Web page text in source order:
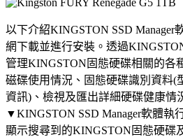
以下介紹KINGSTON SSD Manager
網下載並進行安裝。透過
管理KINGSTON固態硬碟相關的各
磁碟使用情況、固態硬碟識別資料(
資訊)、檢視及匯出詳細硬碟健康情
▼KINGSTON SSD Manager軟體執
顯示搜尋到的KINGSTON固態硬碟